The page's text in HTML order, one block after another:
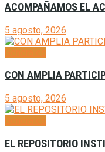
ACOMPAÑAMOS EL
5 agosto, 2026
CON AMPLIA
5 agosto, 2026
EL REPOSITORIO